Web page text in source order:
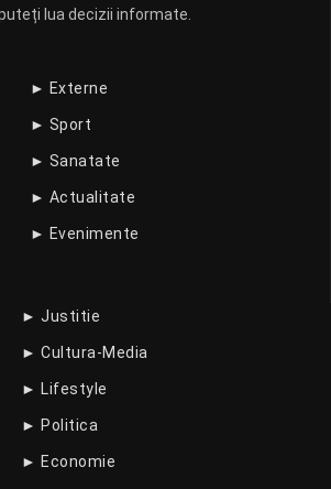
lua decizii informate.
► Externe
► Sport
► Sanatate
► Actualitate
► Evenimente
► Justitie
► Cultura-Media
► Lifestyle
► Politica
► Economie